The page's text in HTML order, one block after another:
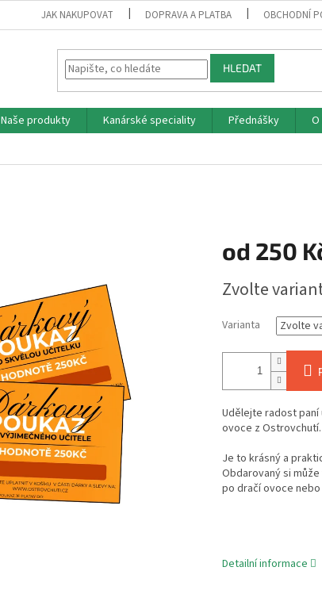
JAK NAKUPOVAT DOPRAVA A PLATBA OBCHODNÍ
HLEDAT
Naše produkty Kanárské speciality Přednášky O
od 250
cena:
Zvolte
Varianta
Udělejte radost
ovoce z Ostrovchutí.
Je to krásný a
Obdarovaný si
po dračí ovoce
Detailní informace